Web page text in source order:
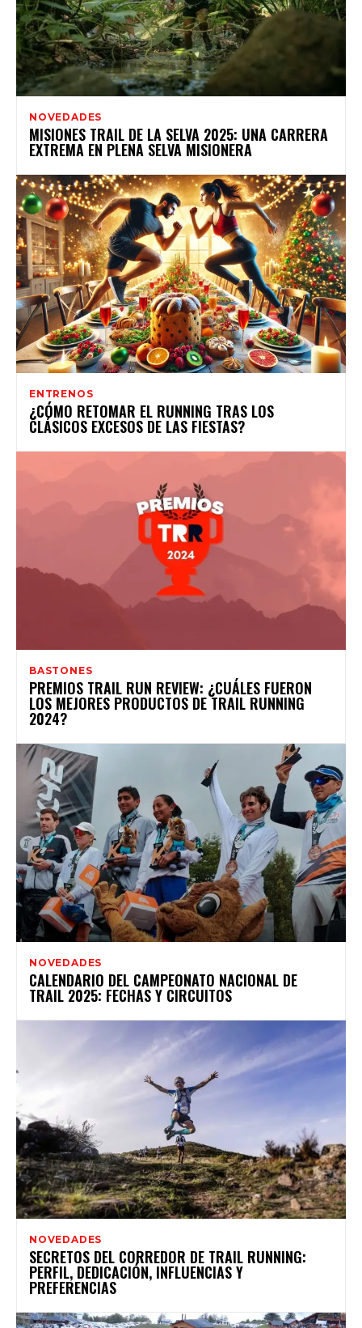
NOVEDADES
MISIONES TRAIL DE LA SELVA 2025: UNA CARRERA
EXTREMA EN PLENA SELVA MISIONERA
ENTRENOS
¿CÓMO RETOMAR EL RUNNING TRAS LOS
CLÁSICOS EXCESOS DE LAS FIESTAS?
BASTONES
PREMIOS TRAIL RUN REVIEW: ¿CUÁLES FUERON
LOS MEJORES PRODUCTOS DE TRAIL RUNNING
2024?
NOVEDADES
CALENDARIO DEL CAMPEONATO NACIONAL DE
TRAIL 2025: FECHAS Y CIRCUITOS
NOVEDADES
SECRETOS DEL CORREDOR DE TRAIL RUNNING:
PERFIL, DEDICACIÓN, INFLUENCIAS Y
PREFERENCIAS